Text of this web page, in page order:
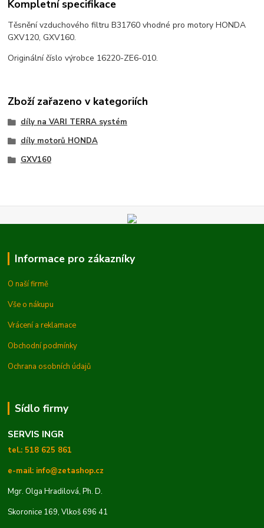
Kompletní specifikace
Těsnění vzduchového filtru B31760 vhodné pro motory HONDA
GXV120, GXV160.
Originální číslo výrobce 16220-ZE6-010.
Zboží zařazeno v kategoriích
díly na VARI TERRA systém
díly motorů HONDA
GXV160
Informace pro zákazníky
O naší firmě
Vše o nákupu
Vrácení a reklamace
Obchodní podmínky
Ochrana osobních údajů
Sídlo firmy
SERVIS INGR
tel.: 518 625 861
e-mail: info@zetashop.cz
Mgr. Olga Hradilová, Ph. D.
Skoronice 169, Vlkoš 696 41